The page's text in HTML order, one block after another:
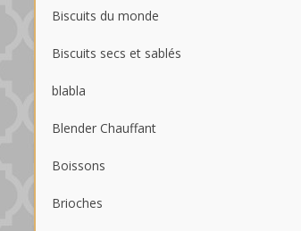
Biscuits du monde
Biscuits secs et sablés
blabla
Blender Chauffant
Boissons
Brioches